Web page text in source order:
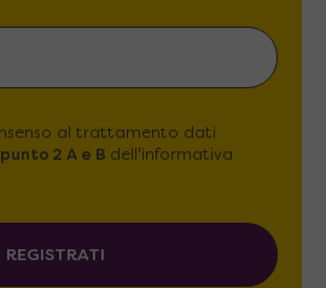
al trattamento dati
punto 2 A e B dell'informativa
REGISTRATI